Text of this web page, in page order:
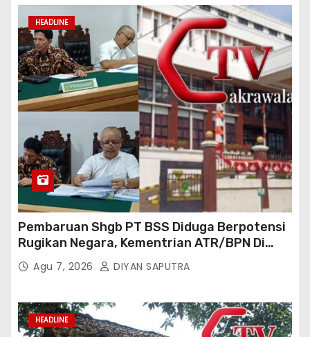
Bertindak
HEADLINE
Pembaruan Shgb PT BSS Diduga Berpotensi
Rugikan Negara, Kementrian ATR/BPN Di
Gugat Di PTUN Jakarta
Agu 7, 2026 DIYAN SAPUTRA
HEADLINE